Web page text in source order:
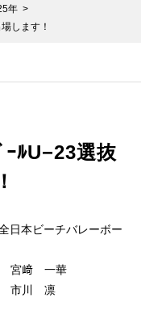
年
します！
ｰﾙU−23選抜
日本ビーチバレーボー
宮﨑 一華
川 凛